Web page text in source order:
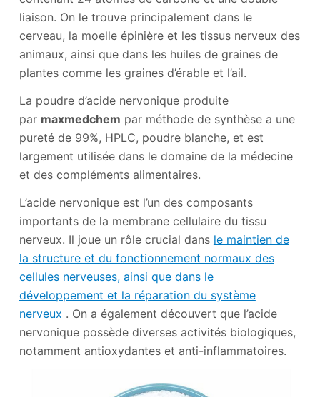
liaison. On le trouve principalement dans le
cerveau, la moelle épinière et les tissus nerveux des
animaux, ainsi que dans les huiles de graines de
plantes comme les graines d’érable et l’ail.
La poudre d’acide nervonique produite
par maxmedchem par méthode de synthèse a une
pureté de 99%, HPLC, poudre blanche, et est
largement utilisée dans le domaine de la médecine
et des compléments alimentaires.
L’acide nervonique est l’un des composants
importants de la membrane cellulaire du tissu
nerveux. Il joue un rôle crucial dans le maintien de
la structure et du fonctionnement normaux des
cellules nerveuses, ainsi que dans le
développement et la réparation du système
nerveux . On a également découvert que l’acide
nervonique possède diverses activités biologiques,
notamment antioxydantes et anti-inflammatoires.